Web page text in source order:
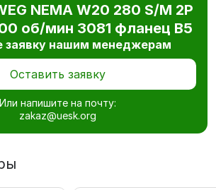
NEMA W20 280 S/M 2P
об/мин 3081 фланец В5
заявку нашим менеджерам
Оставить заявку
Или напишите на почту:
zakaz@uesk.org